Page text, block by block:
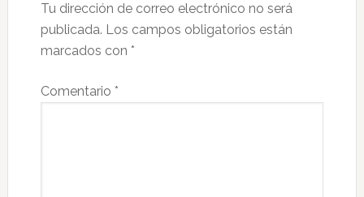
Tu dirección de correo electrónico no será
publicada. Los campos obligatorios están
marcados con *
Comentario *